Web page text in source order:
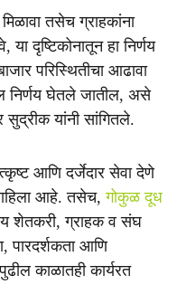
तसेच ग्राहकांना
या दृष्टिकोनातून हा निर्णय
परिस्थितीचा आढावा
निर्णय घेतले जातील, असे
यांनी सांगितले.
आणि दर्जेदार सेवा देणे
आहे. तसेच,गोकुळ दूध
शेतकरी, ग्राहक व संघ
पारदर्शकता आणि
काळातही कार्यरत